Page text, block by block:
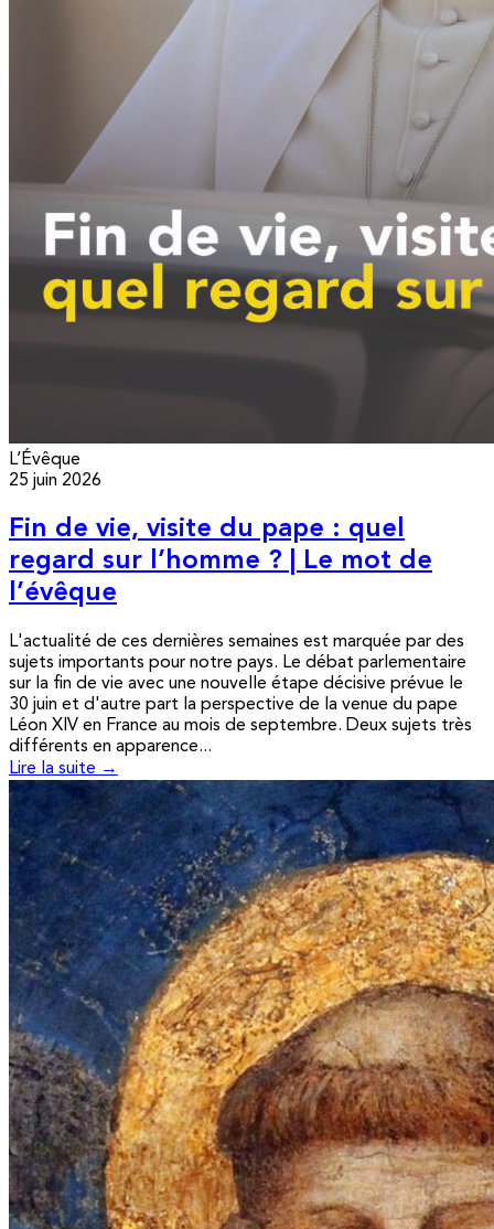
L’Évêque
25 juin 2026
Fin de vie, visite du pape : quel
regard sur l’homme ? | Le mot de
l’évêque
L'actualité de ces dernières semaines est marquée par des
sujets importants pour notre pays. Le débat parlementaire
sur la fin de vie avec une nouvelle étape décisive prévue le
30 juin et d'autre part la perspective de la venue du pape
Léon XIV en France au mois de septembre. Deux sujets très
différents en apparence...
Lire la suite →